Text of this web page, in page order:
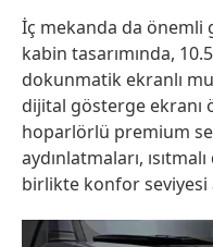
İç mekanda da önemli
kabin tasarımında,
dokunmatik ekranlı
dijital gösterge ekranı
hoparlörlü premium
aydınlatmaları,
birlikte konfor seviyesi